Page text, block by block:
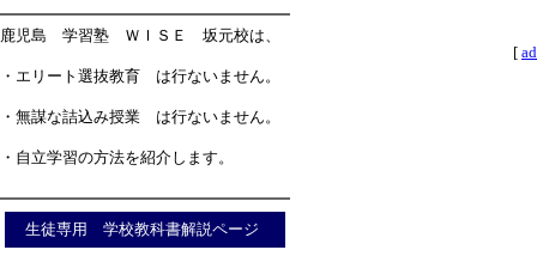
鹿児島 学習塾 ＷＩＳＥ 坂元校は、
・エリート選抜教育 は行ないません。
・無謀な詰込み授業 は行ないません。
・自立学習の方法を紹介します。
生徒専用 学校教科書解説ページ
[